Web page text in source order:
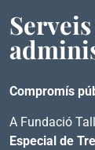
Compromís
A Fundació
Especial de